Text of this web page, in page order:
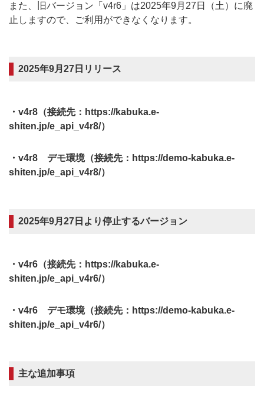
また、旧バージョン「v4r6」は2025年9月27日（土）に廃
止しますので、ご利用ができなくなります。
2025年9月27日リリース
・v4r8（接続先：https://kabuka.e-
shiten.jp/e_api_v4r8/）
・v4r8 デモ環境（接続先：https://demo-kabuka.e-
shiten.jp/e_api_v4r8/）
2025年9月27日より停止するバージョン
・v4r6（接続先：https://kabuka.e-
shiten.jp/e_api_v4r6/）
・v4r6 デモ環境（接続先：https://demo-kabuka.e-
shiten.jp/e_api_v4r6/）
主な追加事項